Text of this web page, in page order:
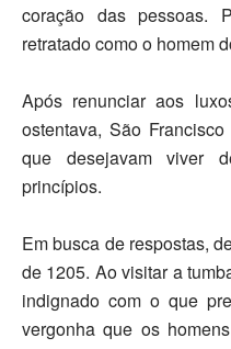
coração das pessoas.
retratado como o homem
Após renunciar aos
ostentava, São
que desejavam viver
princípios.
Em busca de respostas,
de 1205. Ao visitar a
indignado com o que
vergonha que os